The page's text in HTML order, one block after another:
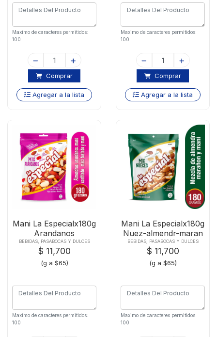
Maximo de caracteres permitidos:
100
Comprar
Agregar a la lista
Maximo de caracteres permitidos:
100
Comprar
Agregar a la lista
Mani La Especialx180g
Arandanos
BEBIDAS, PASABOCAS Y DULCES
$ 11,700
(g a $65)
Maximo de caracteres permitidos:
100
Mani La Especialx180g
Nuez-almendr-maran
BEBIDAS, PASABOCAS Y DULCES
$ 11,700
(g a $65)
Maximo de caracteres permitidos:
100